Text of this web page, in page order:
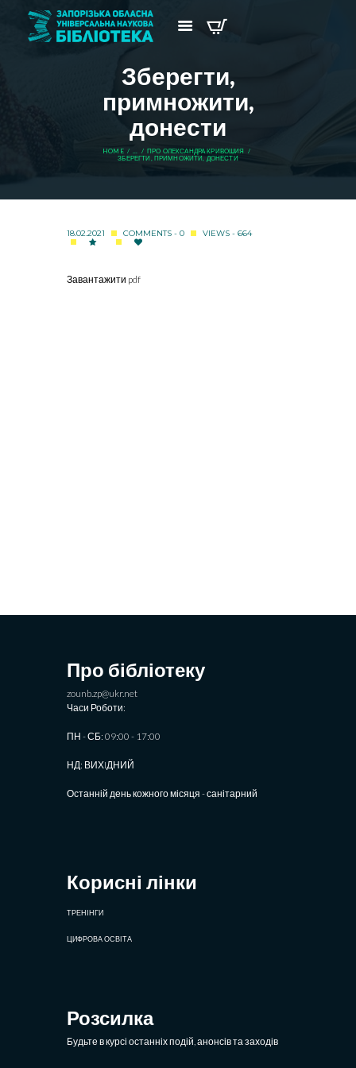
Зберегти,
примножити,
донести
HOME ...
ПРО ОЛЕКСАНДРА КРИВОШИЯ
ЗБЕРЕГТИ, ПРИМНОЖИТИ, ДОНЕСТИ
18.02.2021 COMMENTS - 0 VIEWS - 664
Завантажити pdf
Про бібліотеку
zounb.zp@ukr.net
Часи Роботи:
ПН - СБ: 09:00 - 17:00
НД: ВИХIДНИЙ
Останній день кожного місяця - санітарний
Корисні лінки
ТРЕНІНГИ
ЦИФРОВА ОСВІТА
Розсилка
Будьте в курсі останніх подій, анонсів та заходів